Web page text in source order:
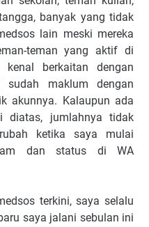
banyak yang tidak
lain meski mereka
teman yang aktif di
berkaitan dengan
maklum dengan
akunnya. Kalaupun ada
diatas, jumlahnya tidak
ketika saya mulai
dan status di WA
terkini, saya selalu
saya jalani sebulan ini